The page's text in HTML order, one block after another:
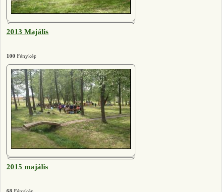
2013 Majális
100 Fénykép
2015 majális